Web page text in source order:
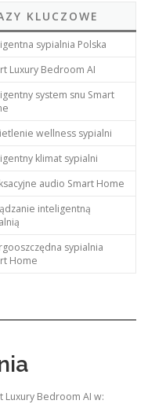
KLUCZOWE
sypialnia Polska
Luxury Bedroom AI
system snu Smart
wellness sypialni
klimat sypialni
audio Smart Home
inteligentną
sypialnia
Home
Luxury Bedroom AI w: